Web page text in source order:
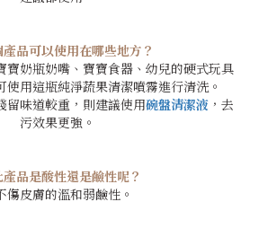
品可以使用在哪些地方？
寶奶瓶奶嘴、寶寶食器、幼兒的硬式玩具
使用這瓶純淨蔬果清潔噴霧進行清洗。
留味道較重，則建議使用碗盤清潔液 ，去
污效果更強。
品是酸性還是鹼性呢？
傷皮膚的溫和弱鹼性。